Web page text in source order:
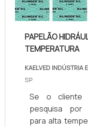
TEMPERA...
PAPELÃO
TEMPERATURA
KAELVED INDÚSTRIA
SP
Se o cliente
pesquisa por
para alta